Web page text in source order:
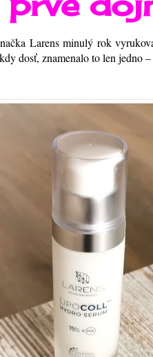
Larens minulý rok
dosť, znamenalo to len jedno